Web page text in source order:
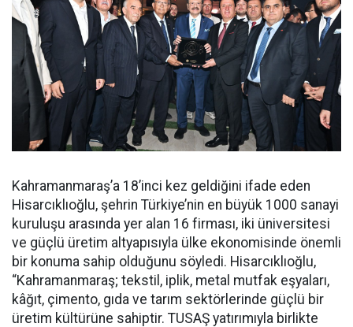
Kahramanmaraş’a 18’inci kez geldiğini ifade eden
Hisarcıklıoğlu, şehrin Türkiye’nin en büyük 1000 sanayi
kuruluşu arasında yer alan 16 firması, iki üniversitesi
ve güçlü üretim altyapısıyla ülke ekonomisinde önemli
bir konuma sahip olduğunu söyledi. Hisarcıklıoğlu,
“Kahramanmaraş; tekstil, iplik, metal mutfak eşyaları,
kâğıt, çimento, gıda ve tarım sektörlerinde güçlü bir
üretim kültürüne sahiptir. TUSAŞ yatırımıyla birlikte